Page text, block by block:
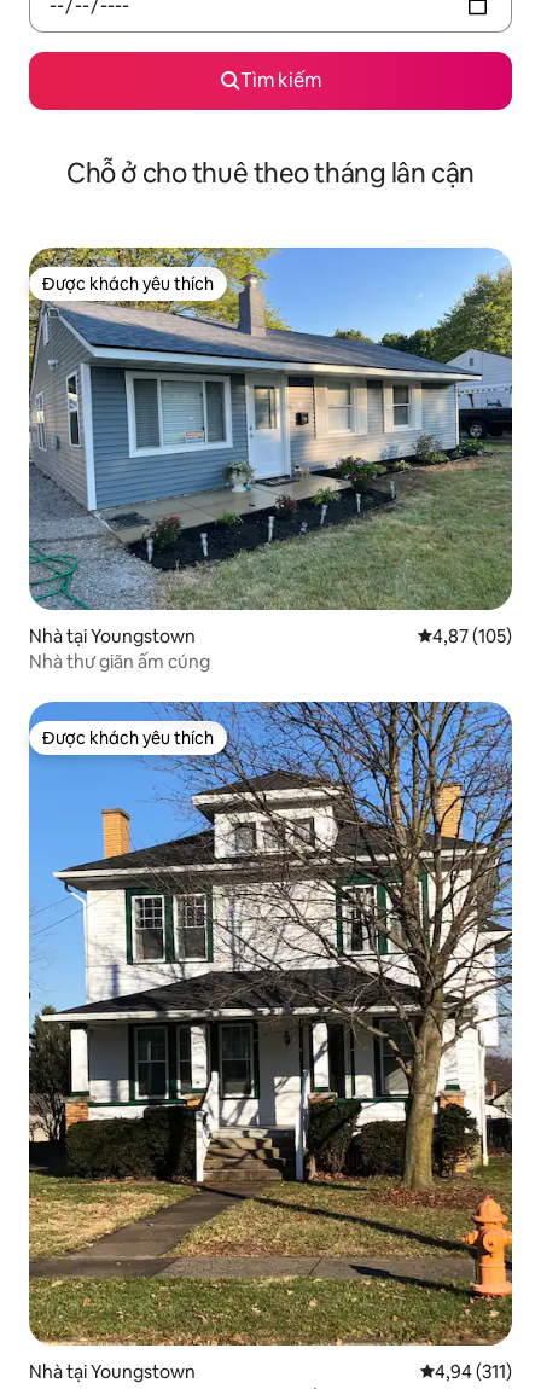
Tìm kiếm
Chỗ ở cho thuê theo tháng lân cận
Được khách yêu thích
Được khách yêu thích
Nhà tại Youngstown Xếp hạng
4,87 (105)
Nhà thư giãn ấm cúng
Được khách yêu thích
Được khách yêu thích
Nhà tại Youngstown Xếp hạng
4,94 (311)